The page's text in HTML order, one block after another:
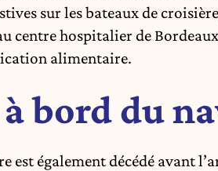
sur les bateaux de
centre hospitalier de
alimentaire.
bord du
est également décédé avant